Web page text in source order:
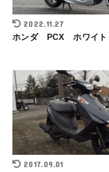
2022.11.27
ホンダ PCX ホワイト
2017.09.01